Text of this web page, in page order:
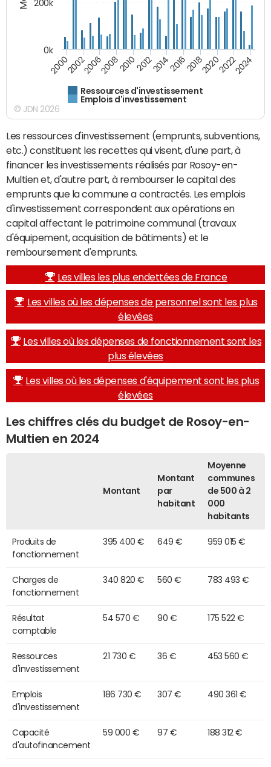
Ressources d'investissement
Emplois d'investissement
200020022006200820102012201420162018202020222024
0k
200k
© JDN 2026
Les ressources d'investissement (emprunts, subventions,
etc.) constituent les recettes qui visent, d'une part, à
financer les investissements réalisés par Rosoy-en-
Multien et, d'autre part, à rembourser le capital des
emprunts que la commune a contractés. Les emplois
d'investissement correspondent aux opérations en
capital affectant le patrimoine communal (travaux
d'équipement, acquisition de bâtiments) et le
remboursement d'emprunts.
Les villes les plus endettées de France
Les villes où les dépenses de personnel sont les plus
élevées
Les villes où les dépenses de fonctionnement sont les
plus élevées
Les villes où les dépenses d'équipement sont les plus
élevées
Les chiffres clés du budget de Rosoy-en-
Multien en 2024
Montant
Montant
par
habitant
Moyenne
communes
de 500 à 2
000
habitants
Produits de
fonctionnement
395 400 € 649 € 959 015 €
Charges de
fonctionnement
340 820 € 560 € 783 493 €
Résultat
comptable
54 570 € 90 € 175 522 €
Ressources
d'investissement
21 730 € 36 € 453 560 €
Emplois
d'investissement
186 730 € 307 € 490 361 €
Capacité
d'autofinancement
59 000 € 97 € 188 312 €